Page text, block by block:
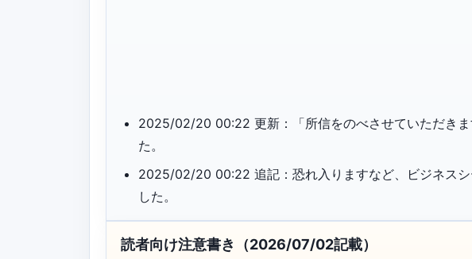
2025/02/20 00:22 更新：「所信をのべさせていただき
た。
2025/02/20 00:22 追記：恐れ入りますなど、ビジネスシ
した。
読者向け注意書き（2026/07/02記載）